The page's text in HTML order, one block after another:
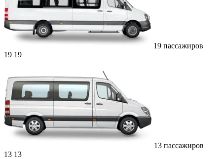
19 пассажиров
19 19
13 пассажиров
13 13